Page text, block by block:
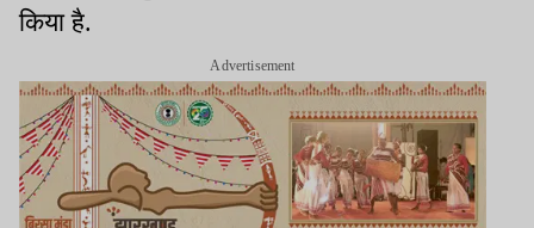
किया है.
Advertisement